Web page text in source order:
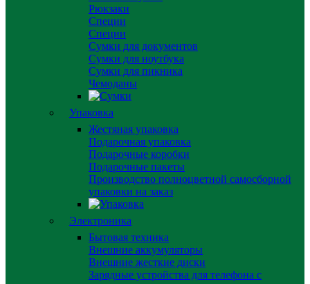
Рюкзаки
Специи
Специи
Сумки для документов
Сумки для ноутбука
Сумки для пикника
Чемоданы
Упаковка
Жестяная упаковка
Подарочная упаковка
Подарочные коробки
Подарочные пакеты
Производство полноцветной самосборной
упаковки на заказ
Электроника
Бытовая техника
Внешние аккумуляторы
Внешние жесткие диски
Зарядные устройства для телефона с